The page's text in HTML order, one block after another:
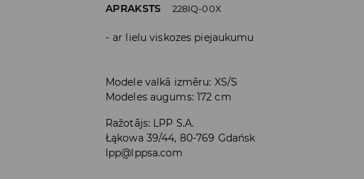
APRAKSTS 228IQ-00X
ar lielu viskozes piejaukumu
Modele valkā izmēru: XS/S
Modeles augums: 172 cm
Ražotājs: LPP S.A.
Łąkowa 39/44, 80-769 Gdańsk
lpp@lppsa.com